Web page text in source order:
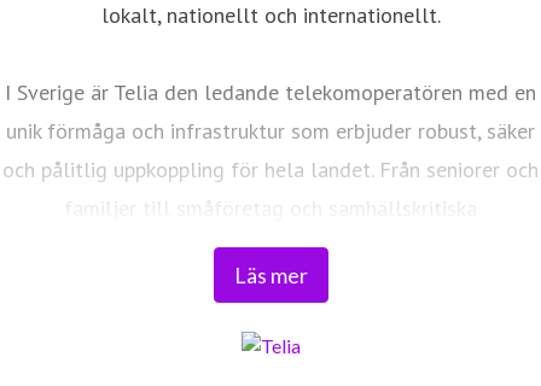
Läs mer
lokalt, nationellt och internationellt.
I Sverige är Telia den ledande telekomoperatören med en
unik förmåga och infrastruktur som erbjuder robust, säker
och pålitlig uppkoppling för hela landet. Från seniorer och
familjer till småföretag och samhällskritiska
verksamheter. Vi möjliggör digitaliseringens kraft i
vardagen och är en del av Sveriges totalförsvar. Med
transportnätet och ett mobilnät i världsklass skapar vi en